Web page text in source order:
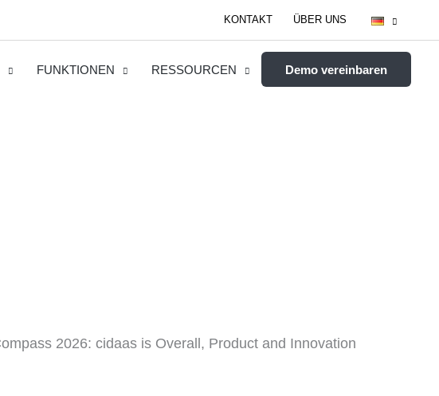
KONTAKT ÜBER UNS
FUNKTIONEN RESSOURCEN Demo vereinbaren